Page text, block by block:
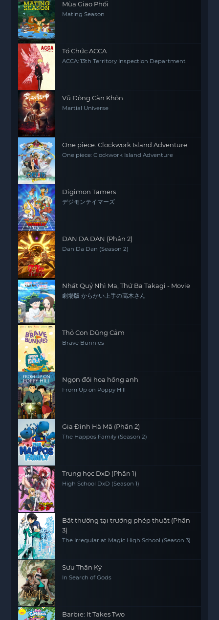
Mùa Giao Phối
Mating Season
Tổ Chức ACCA
ACCA: 13th Territory Inspection Department
Vũ Động Càn Khôn
Martial Universe
One piece: Clockwork Island Adventure
One piece: Clockwork Island Adventure
Digimon Tamers
デジモンテイマーズ
DAN DA DAN (Phần 2)
Dan Da Dan (Season 2)
Nhất Quỷ Nhì Ma, Thứ Ba Takagi - Movie
劇場版 からかい上手の高木さん
Thỏ Con Dũng Cảm
Brave Bunnies
Ngọn đồi hoa hồng anh
From Up on Poppy Hill
Gia Đình Hà Mã (Phần 2)
The Happos Family (Season 2)
Trung học DxD (Phần 1)
High School DxD (Season 1)
Bất thường tại trường phép thuật (Phần
3)
The Irregular at Magic High School (Season 3)
Sưu Thần Ký
In Search of Gods
Barbie: It Takes Two